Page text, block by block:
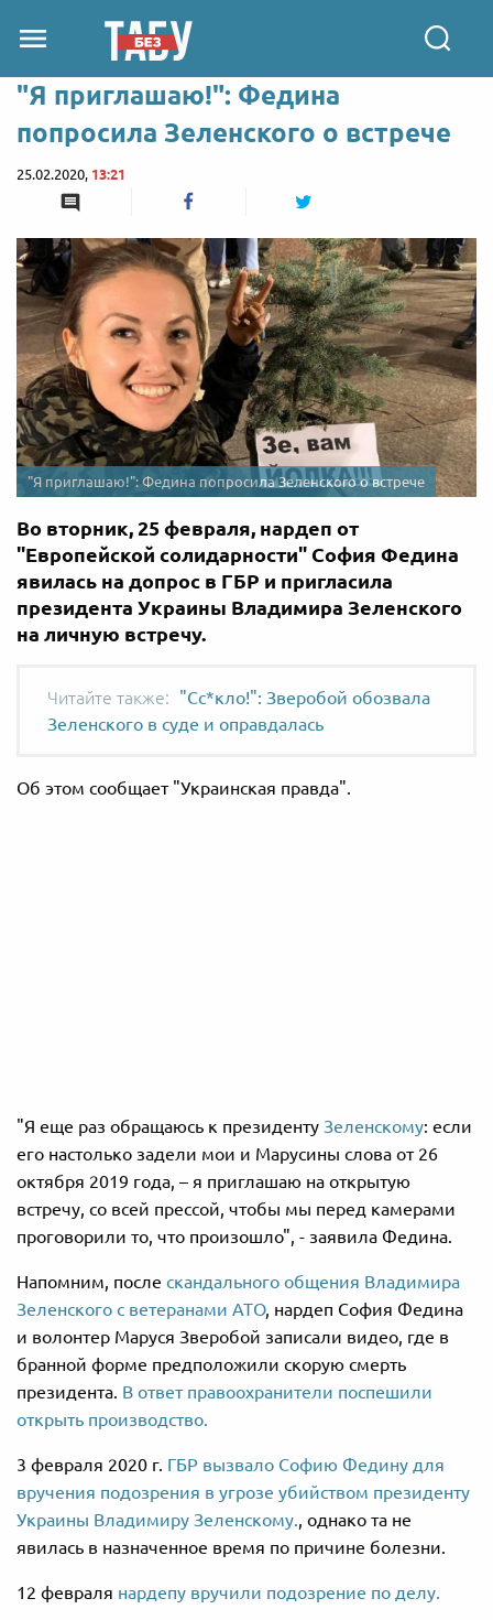
"Я приглашаю!": Федина
попросила Зеленского о встрече
25.02.2020, 13:21
"Я приглашаю!": Федина попросила Зеленского о встрече
Во вторник, 25 февраля, нардеп от
"Европейской солидарности" София Федина
явилась на допрос в ГБР и пригласила
президента Украины Владимира Зеленского
на личную встречу.
"Сс*кло!": Зверобой обозвала
Зеленского в суде и оправдалась
Об этом сообщает "Украинская правда".
"Я еще раз обращаюсь к президенту Зеленскому: если
его настолько задели мои и Марусины слова от 26
октября 2019 года, – я приглашаю на открытую
встречу, со всей прессой, чтобы мы перед камерами
проговорили то, что произошло", - заявила Федина.
Напомним, после скандального общения Владимира
Зеленского с ветеранами АТО, нардеп София Федина
и волонтер Маруся Зверобой записали видео, где в
бранной форме предположили скорую смерть
президента. В ответ правоохранители поспешили
открыть производство.
3 февраля 2020 г. ГБР вызвало Софию Федину для
вручения подозрения в угрозе убийством президенту
Украины Владимиру Зеленскому., однако та не
явилась в назначенное время по причине болезни.
12 февраля нардепу вручили подозрение по делу.